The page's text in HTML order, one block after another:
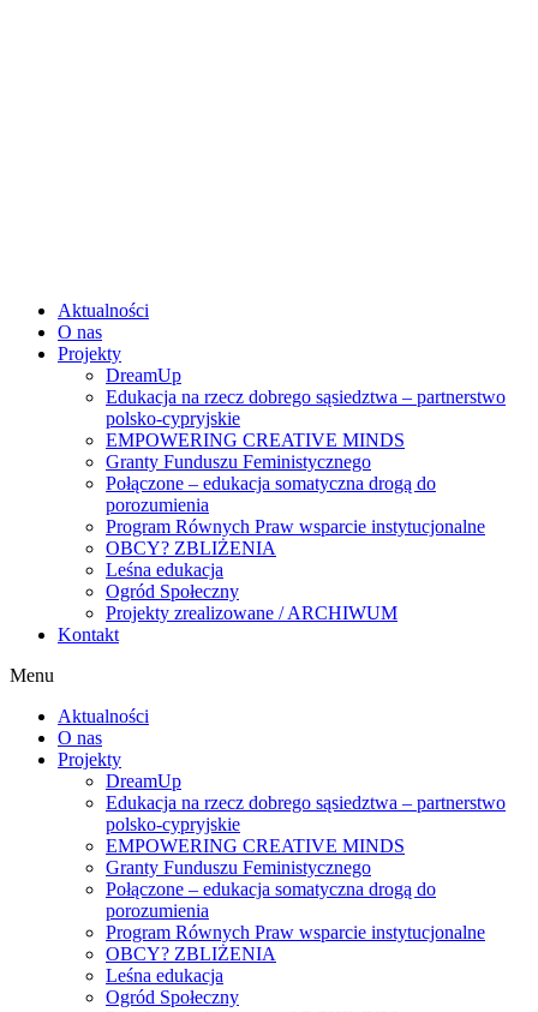
Aktualności
O nas
Projekty
DreamUp
Edukacja na rzecz dobrego sąsiedztwa – partnerstwo
polsko-cypryjskie
EMPOWERING CREATIVE MINDS
Granty Funduszu Feministycznego
Połączone – edukacja somatyczna drogą do
porozumienia
Program Równych Praw wsparcie instytucjonalne
OBCY? ZBLIŻENIA
Leśna edukacja
Ogród Społeczny
Projekty zrealizowane / ARCHIWUM
Kontakt
Menu
Aktualności
O nas
Projekty
DreamUp
Edukacja na rzecz dobrego sąsiedztwa – partnerstwo
polsko-cypryjskie
EMPOWERING CREATIVE MINDS
Granty Funduszu Feministycznego
Połączone – edukacja somatyczna drogą do
porozumienia
Program Równych Praw wsparcie instytucjonalne
OBCY? ZBLIŻENIA
Leśna edukacja
Ogród Społeczny